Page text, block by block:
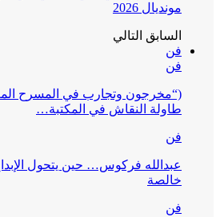
مونديال 2026
السابق التالي
فن
فن
(“مخرجون وتجارب في المسرح
طاولة النقاش في المكتبة…
فن
عبدالله فركوس… حين يتحول
خالصة
فن